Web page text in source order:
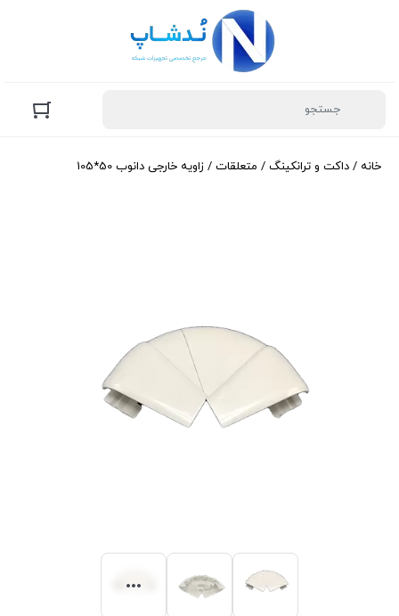
خانه / داکت و ترانکینگ / متعلقات / زاویه خارجی دانوب 50*105